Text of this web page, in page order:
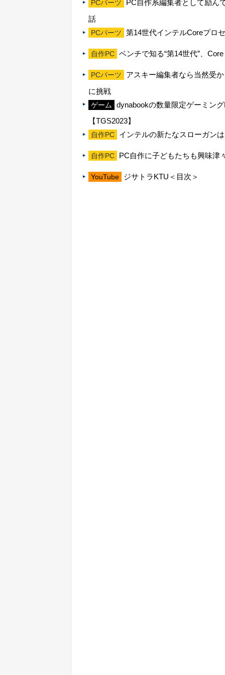
PCパーツ
PC自作系編集者として励
話
PCパーツ 第14世代インテルCoreプロ
自作PC ベンチで知る“第14世代”、
PCパーツ
アスキー編集者なら当然受
に挑戦
ゲーム
dynabookの数量限定ゲーミン
【TGS2023】
自作PC インテルの新たなスローガン
自作PC PC自作に子どもたちも興味津
YouTube ジサトラKTU＜目次＞